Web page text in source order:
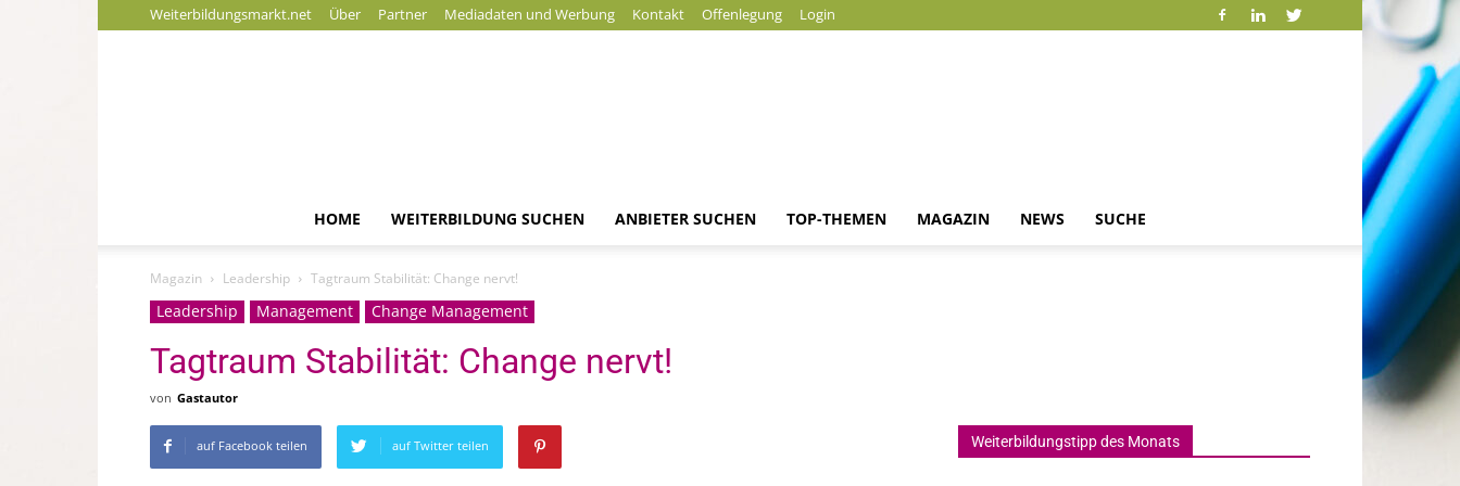
Weiterbildungsmarkt.net Über Partner Mediadaten und Werbung Kontakt Offenlegung Login
HOME WEITERBILDUNG SUCHEN ANBIETER SUCHEN TOP-THEMEN MAGAZIN NEWS SUCHE
Magazin Leadership Tagtraum Stabilität: Change nervt!
Leadership Management Change Management
Tagtraum Stabilität: Change nervt!
von Gastautor
auf Facebook teilen auf Twitter teilen Weiterbildungstipp des Monats